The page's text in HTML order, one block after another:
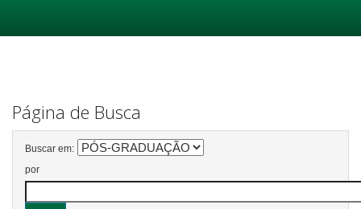
Página de Busca
Buscar em:
por